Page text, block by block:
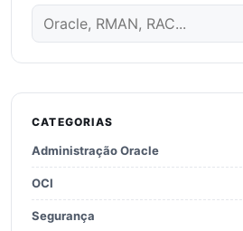
CATEGORIAS
Administração Oracle
OCI
Segurança